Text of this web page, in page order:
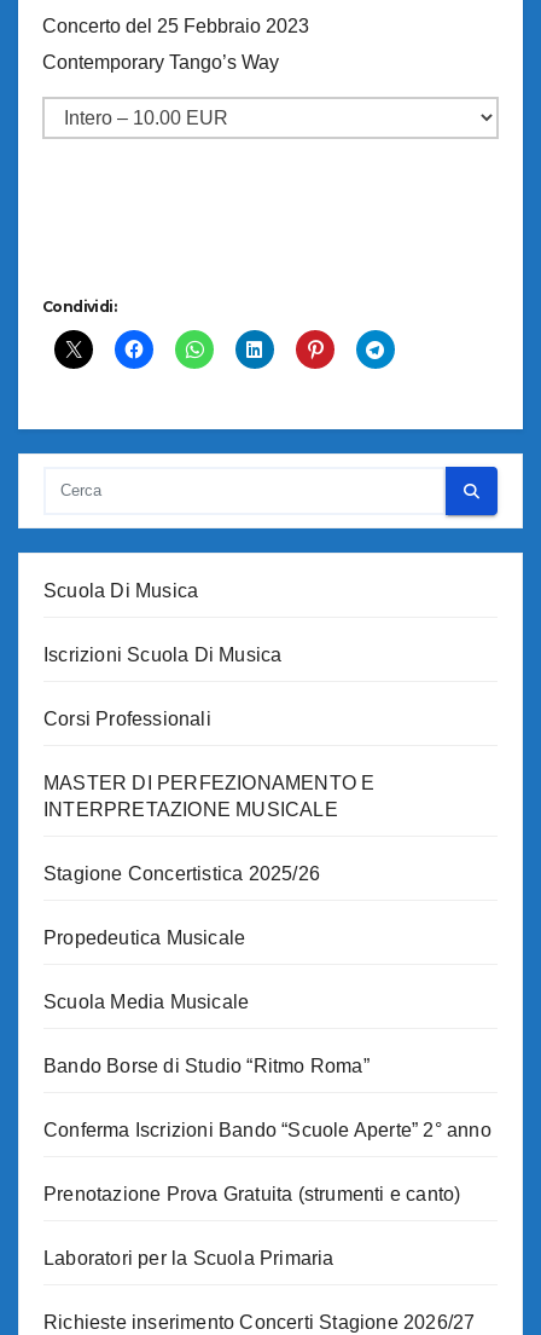
Concerto del 25 Febbraio 2023
Contemporary Tango’s Way
Condividi:
Scuola Di Musica
Iscrizioni Scuola Di Musica
Corsi Professionali
MASTER DI PERFEZIONAMENTO E
INTERPRETAZIONE MUSICALE
Stagione Concertistica 2025/26
Propedeutica Musicale
Scuola Media Musicale
Bando Borse di Studio “Ritmo Roma”
Conferma Iscrizioni Bando “Scuole Aperte” 2° anno
Prenotazione Prova Gratuita (strumenti e canto)
Laboratori per la Scuola Primaria
Richieste inserimento Concerti Stagione 2026/27